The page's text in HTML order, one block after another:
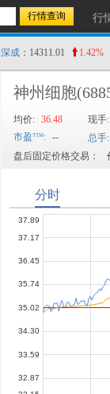
行
深成 ：14311.01 1.42%
神州细胞
均价: 36.48 现手:
市盈
: -- 总手:
盘后固定价格交易：